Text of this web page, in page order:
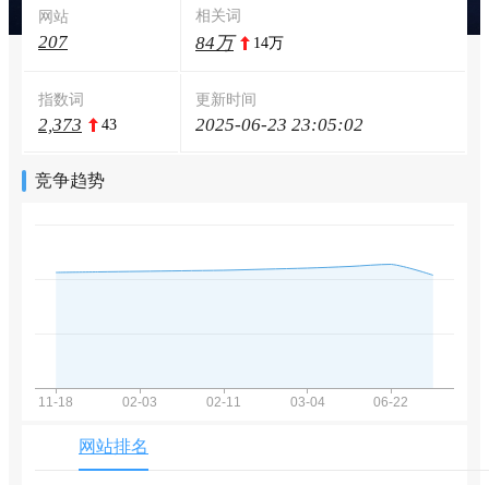
网站
207
相关词
84万 14万
指数词
2,373 43
更新时间
2025-06-23 23:05:02
竞争趋势
网站排名